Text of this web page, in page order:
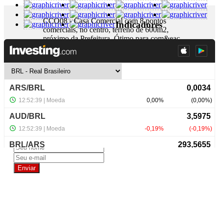
CCO08 - Casa Comercial com 8 pontos
comerciais, no centro, terreno de 600m2,
próximo da Prefeitura. Ótimo para com&eac...
+ Detalhes
R$ 2.500.000,00
Indicadores
NewsLetter